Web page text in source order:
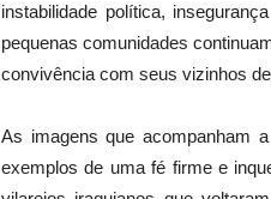
instabilidade política,
pequenas comunidades
convivência com seus vizinhos
As imagens que acompanham
exemplos de uma fé firme e